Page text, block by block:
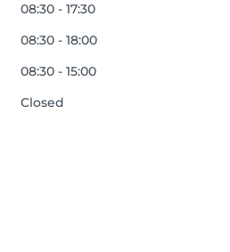
08:30 - 17:30
08:30 - 18:00
08:30 - 15:00
Closed